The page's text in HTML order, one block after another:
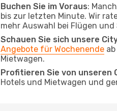
Buchen Sie im Voraus:
bis zur letzten Minute. Wir
mehr Auswahl bei Flügen
Schauen Sie sich unsere
Angebote für Wochenende
Mietwagen.
Profitieren Sie von unseren
Hotels und Mietwagen und